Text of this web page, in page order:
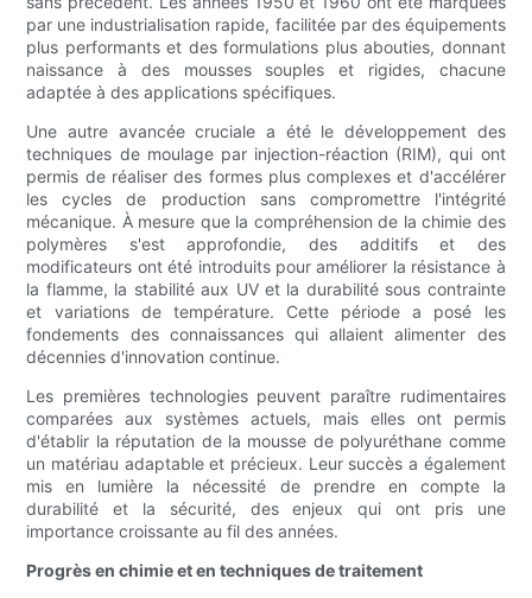
par une industrialisation rapide, facilitée par des équipements
plus performants et des formulations plus abouties, donnant
naissance à des mousses souples et rigides, chacune
adaptée à des applications spécifiques.
Une autre avancée cruciale a été le développement des
techniques de moulage par injection-réaction (RIM), qui ont
permis de réaliser des formes plus complexes et d'accélérer
les cycles de production sans compromettre l'intégrité
mécanique. À mesure que la compréhension de la chimie des
polymères s'est approfondie, des additifs et des
modificateurs ont été introduits pour améliorer la résistance à
la flamme, la stabilité aux UV et la durabilité sous contrainte
et variations de température. Cette période a posé les
fondements des connaissances qui allaient alimenter des
décennies d'innovation continue.
Les premières technologies peuvent paraître rudimentaires
comparées aux systèmes actuels, mais elles ont permis
d'établir la réputation de la mousse de polyuréthane comme
un matériau adaptable et précieux. Leur succès a également
mis en lumière la nécessité de prendre en compte la
durabilité et la sécurité, des enjeux qui ont pris une
importance croissante au fil des années.
Progrès en chimie et en techniques de traitement